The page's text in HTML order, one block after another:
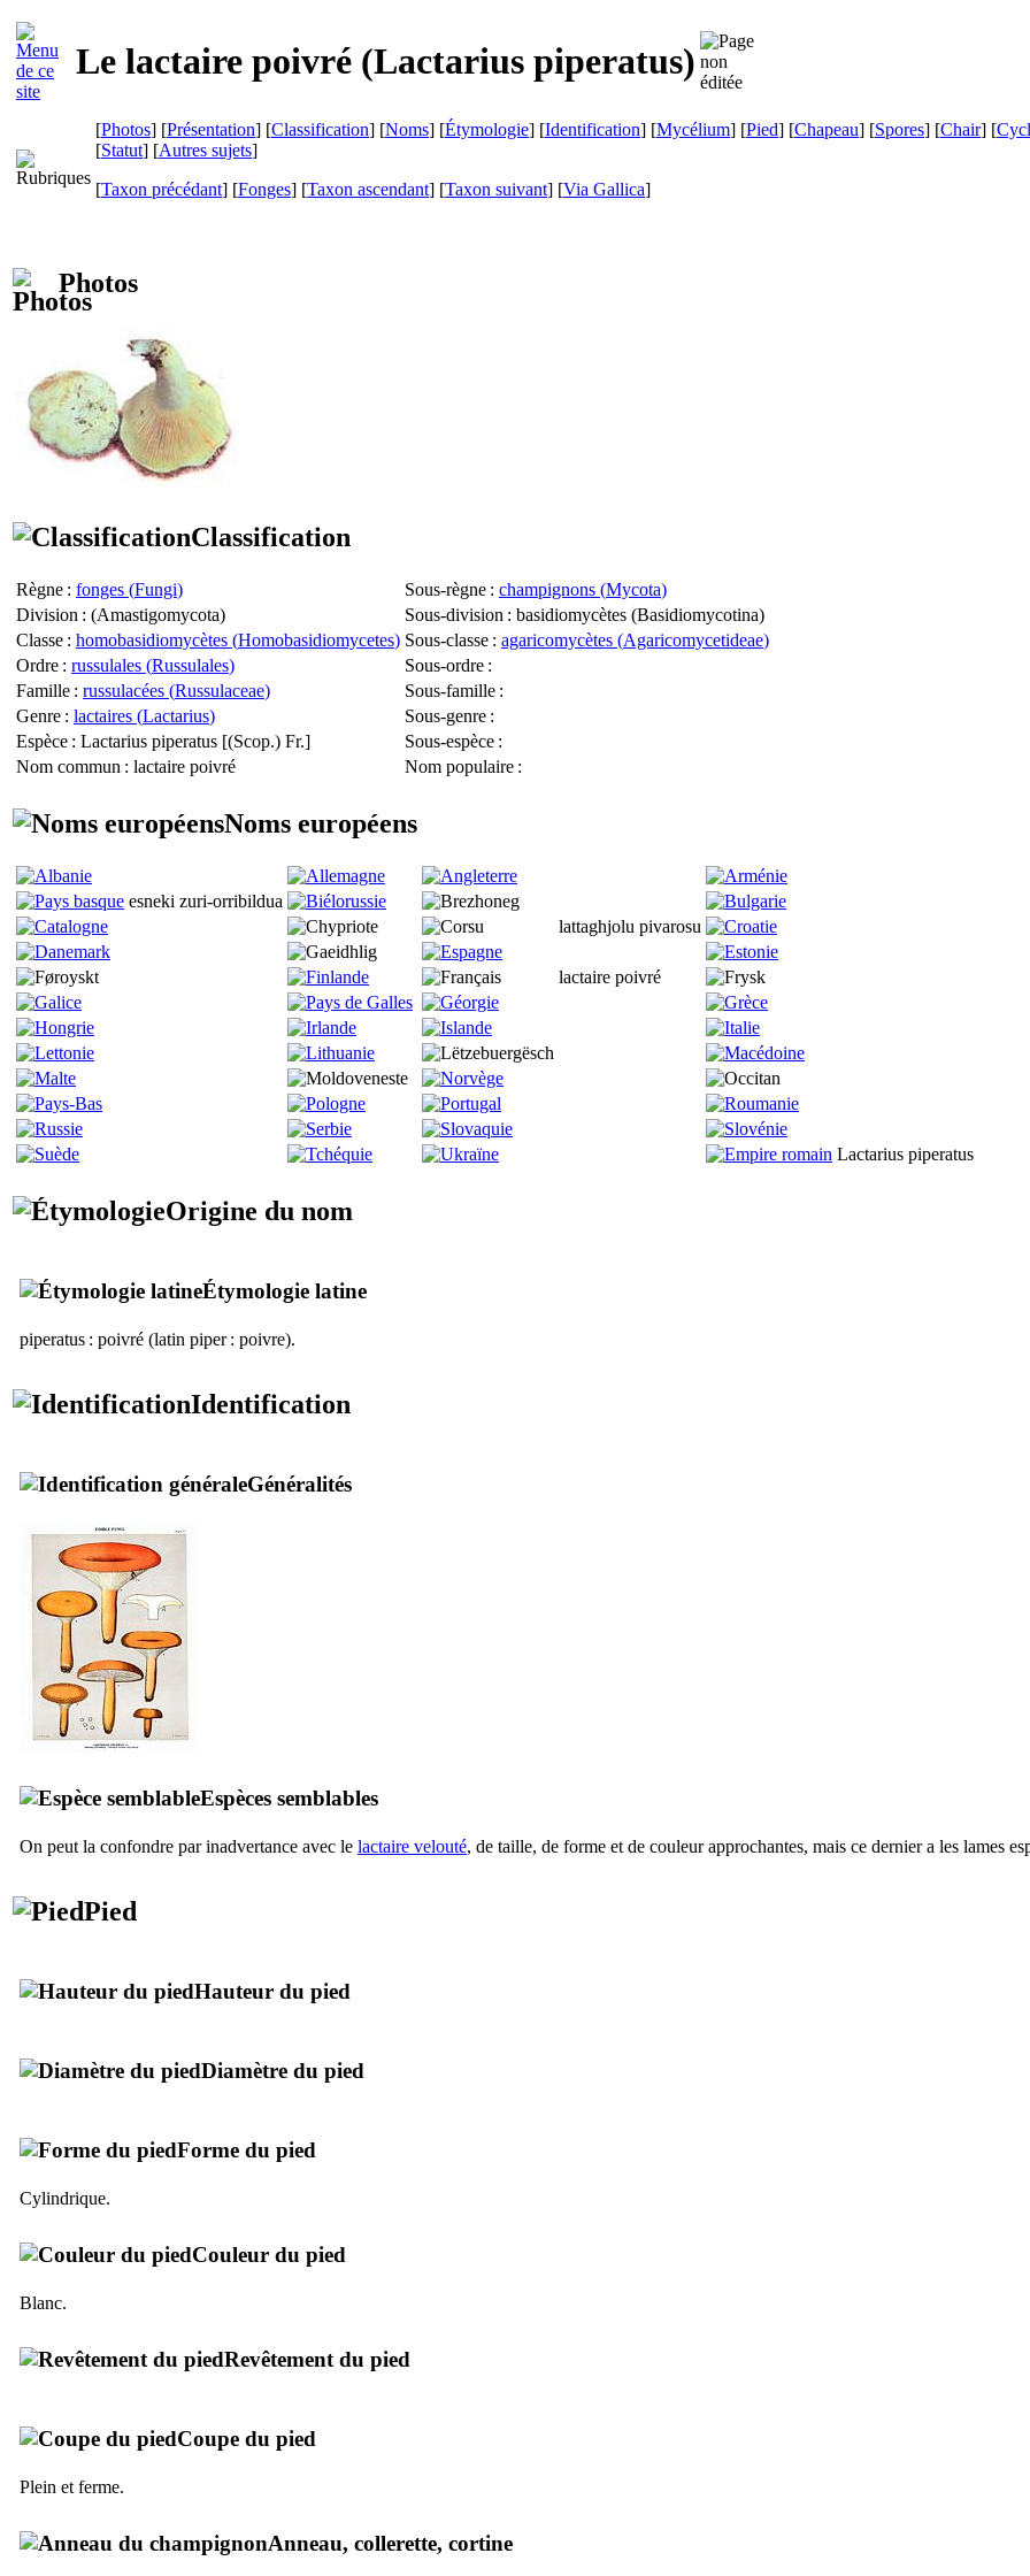
Le lactaire poivré (Lactarius piperatus)
[Photos] [Présentation] [Classification] [Noms] [Étymologie] [Identification] [Mycélium] [Pied] [Chapeau] [Spores] [Chair] [
[Statut] [Autres sujets]
[Taxon précédant] [Fonges] [Taxon ascendant] [Taxon suivant] [Via Gallica]
Photos
Classification
Règne : fonges (Fungi) Sous-règne : champignons (Mycota)
Division : (Amastigomycota) Sous-division : basidiomycètes (Basidiomycotina)
Classe : homobasidiomycètes (Homobasidiomycetes) Sous-classe : agaricomycètes (Agaricomycetideae)
Ordre : russulales (Russulales) Sous-ordre :
Famille : russulacées (Russulaceae) Sous-famille :
Genre : lactaires (Lactarius) Sous-genre :
Espèce : Lactarius piperatus [(Scop.) Fr.] Sous-espèce :
Nom commun : lactaire poivré Nom populaire :
Noms européens
esneki zuri-orribildua
lattaghjolu pivarosu
lactaire poivré
Lactarius piperatus
Origine du nom
Étymologie latine
piperatus : poivré (latin piper: poivre).
Identification
Généralités
Espèces semblables
On peut la confondre par inadvertance avec le lactaire velouté, de taille, de forme et de couleur approchantes, mais ce dernier a les lames
Pied
Hauteur du pied
Diamètre du pied
Forme du pied
Cylindrique.
Couleur du pied
Blanc.
Revêtement du pied
Coupe du pied
Plein et ferme.
Anneau, collerette, cortine